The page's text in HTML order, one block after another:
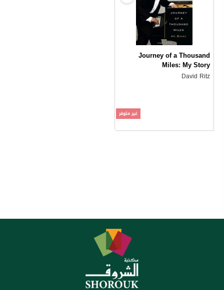
Journey of a Thousand
Miles: My Story
David Ritz
غير متوفر